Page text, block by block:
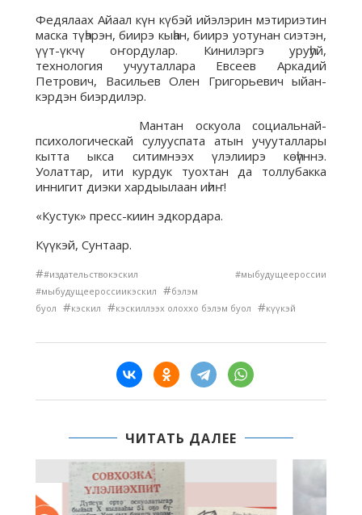
Федялаах Айаал күн күбэй ийэлэрин мэтириэтин
маска түһэрэн, биирэ кыһан, биирэ уотунан сиэтэн,
үүт-үкчү оҥордулар. Кинилэргэ уруһуй,
технология учууталлара Евсеев Аркадий
Петрович, Васильев Олен Григорьевич ыйан-
кэрдэн биэрдилэр.
Мантан оскуола социальнай-
психологическай сулууспата атын учууталлары
кытта ыкса ситимнээх үлэлиирэ көһүннэ.
Уолаттар, ити курдук туохтан да толлубакка
иннигит диэки хардыылаан иһиҥ!
«Кустук» пресс-киин эдкордара.
Күүкэй, Сунтаар.
##издательствокэскил #мыбудущеероссии
#мыбудущеероссиикэскил #бэлэм
буол #кэскил #кэскиллээх олоххо бэлэм буол #күүкэй
ЧИТАТЬ ДАЛЕЕ